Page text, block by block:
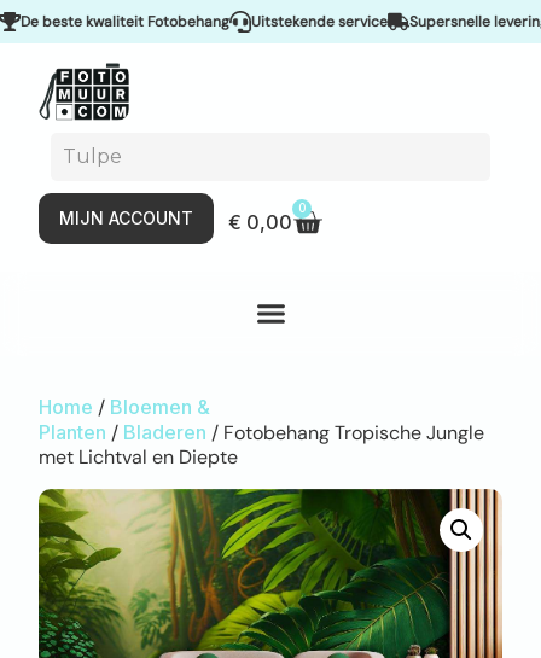
beste kwaliteit Fotobehang Uitstekende service Supersnelle levering &
MIJN ACCOUNT € 0,00
0
Home / Bloemen &
Planten / Bladeren / Fotobehang Tropische Jungle
met Lichtval en Diepte